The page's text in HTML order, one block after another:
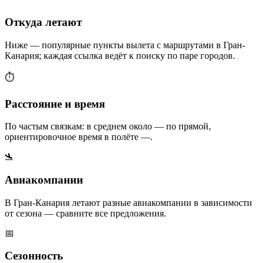
Откуда летают
Ниже — популярные пункты вылета с маршрутами в Гран-
Канария; каждая ссылка ведёт к поиску по паре городов.
⏱️
Расстояние и время
По частым связкам: в среднем около — по прямой,
ориентировочное время в полёте —.
🛬
Авиакомпании
В Гран-Канария летают разные авиакомпании в зависимости
от сезона — сравните все предложения.
📅
Сезонность